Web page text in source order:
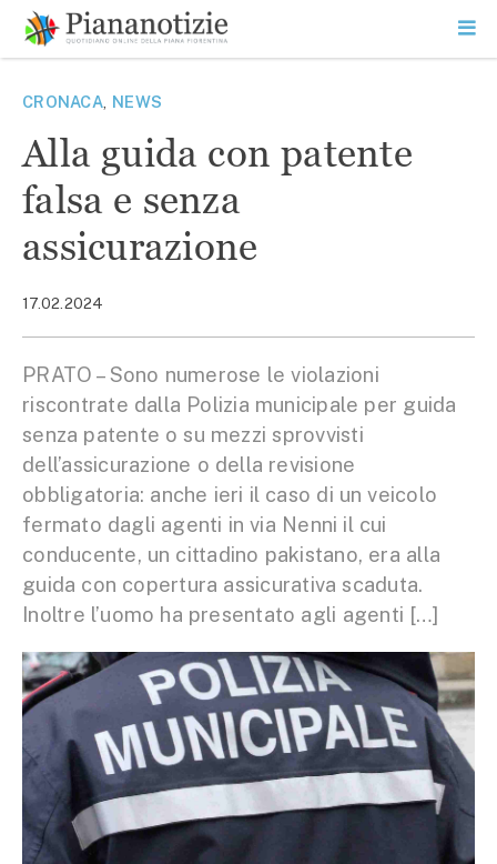
contenuto
SEARCH
CRONACA, NEWS
Alla guida con patente
falsa e senza
assicurazione
17.02.2024
PRATO – Sono numerose le violazioni
riscontrate dalla Polizia municipale per guida
senza patente o su mezzi sprovvisti
dell’assicurazione o della revisione
obbligatoria: anche ieri il caso di un veicolo
fermato dagli agenti in via Nenni il cui
conducente, un cittadino pakistano, era alla
guida con copertura assicurativa scaduta.
Inoltre l’uomo ha presentato agli agenti […]